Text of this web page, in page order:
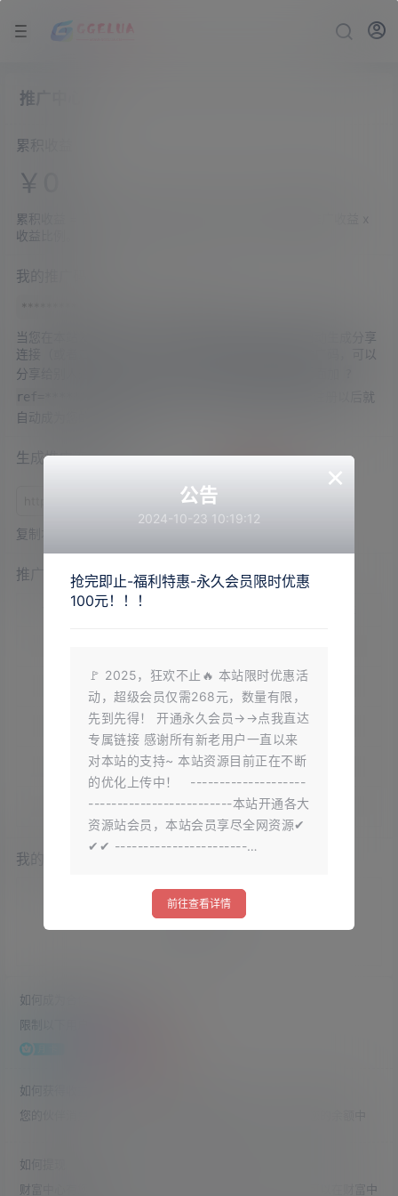
推广中心
累积收益
￥
累积收益 = 自己的推广收益 x 收益比例 + 合作伙伴的推广收益 x
收益比例。
我的推广码
当您在本站发布文章、快讯、圈子等内容的时候，会自动生成分享
连接（或者二维码），这个连接（二维码）自带您的推广码，可以
分享给别人进行推广。您也可以将在本站的任何网址后面加
ref=*********
分享给其他人，那么他通过这个连接注册以后就
自动成为您的合作伙伴。
生成推广连接
复制本站连接到此处，生成推广连接和二维码。
推广订单列表
商品名称
我的合作伙伴
没有合作伙伴
如何成为合作伙伴
限制以下用户拥有推广权限
如何获得收益？
您的伙伴消费后，您将获得相应比例的推广提成，进入到您的余额中
如何提现
财富中心有您的余额记录，详细记录了每笔收付账单，您可以在财富中
×
公告
2024-10-23 10:19:12
抢完即止-福利特惠-永久会员限时优惠
100元！！！
🚩 2025，狂欢不止🔥 本站限时优惠活
动，超级会员仅需268元，数量有限，
先到先得！ 开通永久会员→→点我直达
专属链接 感谢所有新老用户一直以来
对本站的支持~ 本站资源目前正在不断
的优化上传中！ --------------------
-------------------------本站开通各大
资源站会员，本站会员享尽全网资源✔
✔✔ -----------------------…
前往查看详情